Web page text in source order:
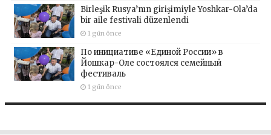
Birleşik Rusya’nın girişimiyle Yoshkar-Ola’da
bir aile festivali düzenlendi
1 gün önce
По инициативе «Единой России» в
Йошкар-Оле состоялся семейный
фестиваль
1 gün önce